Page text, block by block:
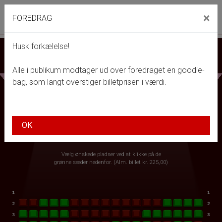
Park Bio
AUTISME-MOR: VERSION 2.0
Vælg ønskede pladser ved at klikke på de
grønne sæder nedenfor. (Alm. billet kr. 225,00)
FOREDRAG ×
Husk forkælelse!
Alle i publikum modtager ud over foredraget en goodie-
bag, som langt overstiger billetprisen i værdi.
OK